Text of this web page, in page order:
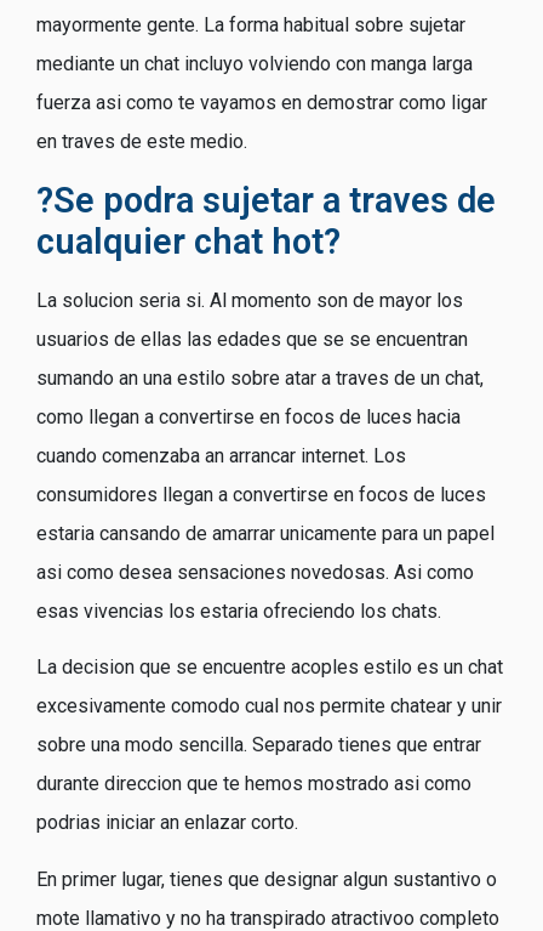
mayormente gente. La forma habitual sobre sujetar
mediante un chat incluyo volviendo con manga larga
fuerza asi­ como te vayamos en demostrar como ligar
en traves de este medio.
?Se podra sujetar a traves de
cualquier chat hot?
La solucion seri­a si. Al momento son de mayor los
usuarios de ellas las edades que se se encuentran
sumando an una estilo sobre atar a traves de un chat,
como llegan a convertirse en focos de luces hacia
cuando comenzaba an arrancar internet. Los
consumidores llegan a convertirse en focos de luces
estaria cansando de amarrar unicamente para un papel
asi­ como desea sensaciones novedosas. Asi­ como
esas vivencias los estaria ofreciendo los chats.
La decision que se encuentre acoples estilo es un chat
excesivamente comodo cual nos permite chatear y unir
sobre una modo sencilla. Separado tienes que entrar
durante direccion que te hemos mostrado asi­ como
podrias iniciar an enlazar corto.
En primer lugar, tienes que designar algun sustantivo o
mote llamativo y no ha transpirado atractivoo completo